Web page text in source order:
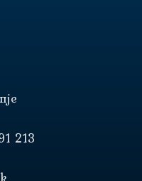
213
за да Ви